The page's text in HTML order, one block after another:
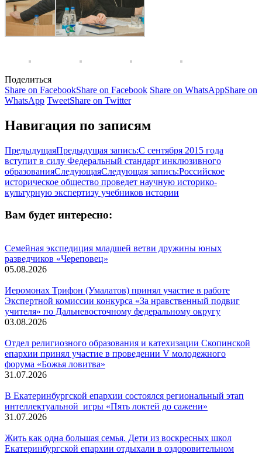
Поделиться
Share on FacebookShare on Facebook Share on WhatsAppShare on
WhatsApp TweetShare on Twitter
Навигация по записям
ПредыдущаяПредыдущая запись:С сентября 2015 года
вступит в силу Федеральный стандарт инклюзивного
образованияСледующаяСледующая запись:Российское
историческое общество проведет научную историко-
культурную экспертизу учебников истории
Вам будет интересно:
Семейная экспедиция младшей ветви дружины юных
разведчиков «Череповец»
05.08.2026
Иеромонах Трифон (Умалатов) принял участие в работе
Экспертной комиссии конкурса «За нравственный подвиг
учителя» по Дальневосточному федеральному округу
03.08.2026
Отдел религиозного образования и катехизации Скопинской
епархии принял участие в проведении V молодежного
форума «Божья ловитва»
31.07.2026
В Екатеринбургской епархии состоялся региональный этап
интеллектуальной игры «Пять локтей до сажени»
31.07.2026
Жить как одна большая семья. Дети из воскресных школ
Екатеринбургской епархии отдыхали в оздоровительном